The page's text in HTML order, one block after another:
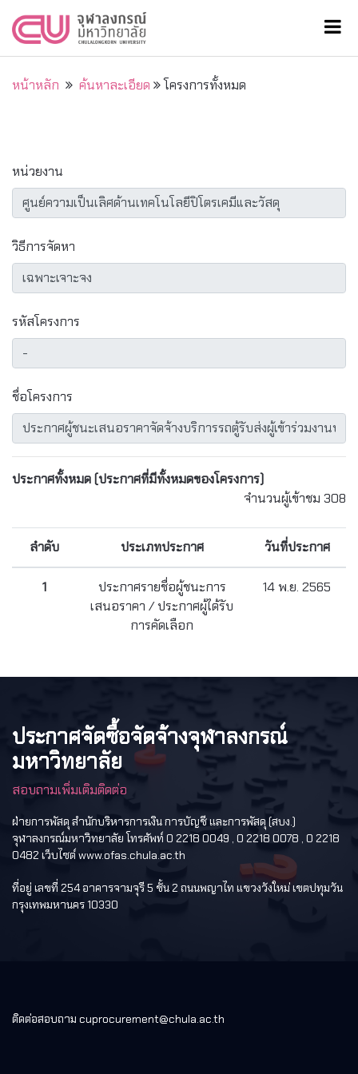
หน้าหลัก ค้นหาละเอียด โครงการทั้งหมด
หน่วยงาน
วิธีการจัดหา
รหัสโครงการ
ชื่อโครงการ
ประกาศทั้งหมด(ประกาศที่มีทั้งหมดของโครงการ)
จำนวนผู้เข้าชม 308
ลำดับ ประเภทประกาศ วันที่ประกาศ
1
ประกาศรายชื่อผู้ชนะการ
เสนอราคา / ประกาศผู้ได้รับ
การคัดเลือก
14 พ.ย. 2565
ประกาศจัดซื้อจัดจ้างจุฬาลงกรณ์
มหาวิทยาลัย
สอบถามเพิ่มเติมติดต่อ
ฝ่ายการพัสดุ สำนักบริหารการเงิน การบัญชี และการพัสดุ (สบง.)
จุฬาลงกรณ์มหาวิทยาลัย โทรศัพท์ 0 2218 0049 , 0 2218 0078 , 0 2218
0482 เว็บไซต์ www.ofas.chula.ac.th
ที่อยู่ เลขที่ 254 อาคารจามจุรี 5 ชั้น 2 ถนนพญาไท แขวงวังใหม่ เขตปทุมวัน
กรุงเทพมหานคร 10330
ติดต่อสอบถาม cuprocurement@chula.ac.th